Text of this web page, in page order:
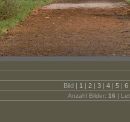
Bild | 1 | 2 | 3 | 4 | 5 | 6
Anzahl Bilder: 16 |